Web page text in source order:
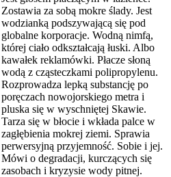
Zostawia za sobą mokre ślady. Jest
wodzianką podszywającą się pod
globalne korporacje. Wodną nimfą,
której ciało odkształcają łuski. Albo
kawałek reklamówki. Płacze słoną
wodą z cząsteczkami polipropylenu.
Rozprowadza lepką substancję po
poręczach nowojorskiego metra i
pluska się w wyschniętej Skawie.
Tarza się w błocie i wkłada palce w
zagłębienia mokrej ziemi. Sprawia
perwersyjną przyjemność. Sobie i jej.
Mówi o degradacji, kurczących się
zasobach i kryzysie wody pitnej.